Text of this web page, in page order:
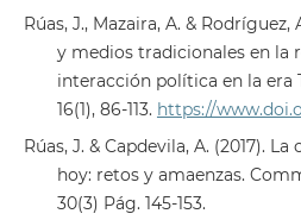
Rúas, J., Mazaira, A. &
y medios tradicionales en la
interacción política en la era
16(1), 86-113. https://
Rúas, J. & Capdevila, A. (2017).
hoy: retos y amaenzas.
30(3) Pág. 145-153.